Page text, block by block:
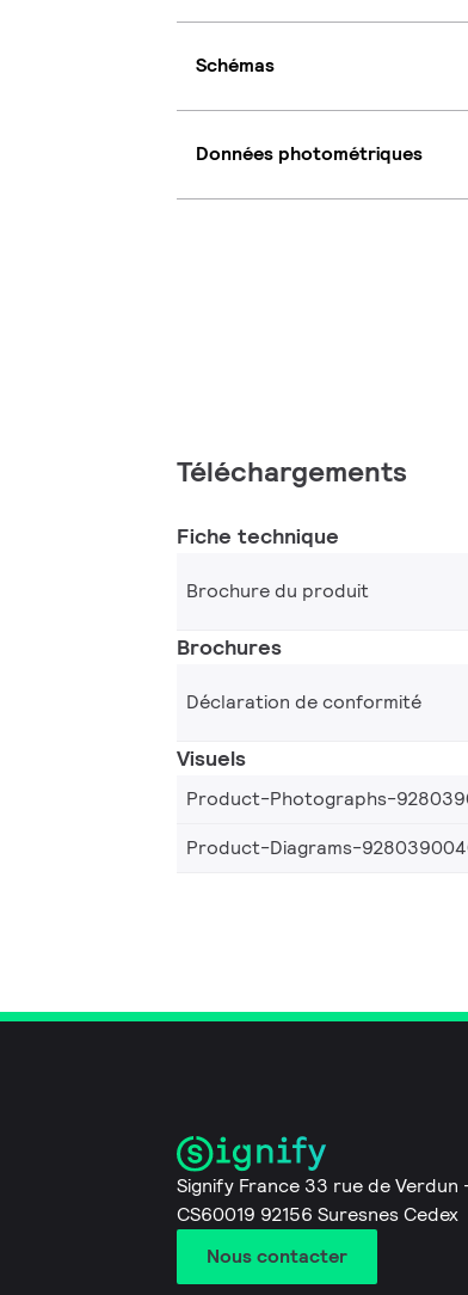
Schémas
Données photométriques
Téléchargements
Fiche technique
Brochure du produit
Brochures
Déclaration de conformité
Visuels
Product-Photographs-
Product-Diagrams-
Signify France 33 rue de Verdun
CS60019 92156 Suresnes Cedex
Nous contacter